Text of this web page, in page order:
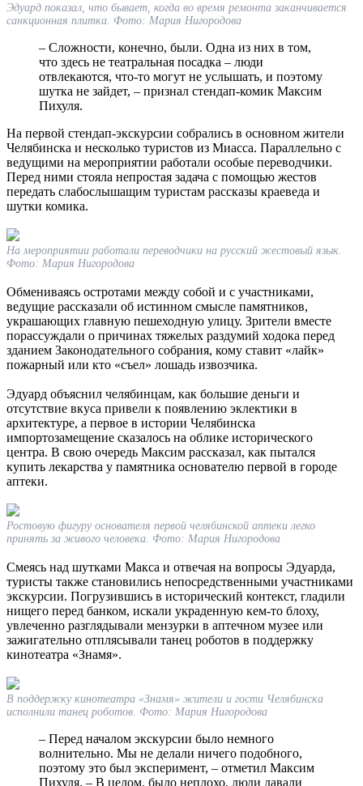
Эдуард показал, что бывает, когда во время ремонта заканчивается
санкционная плитка. Фото: Мария Нигородова
– Сложности, конечно, были. Одна из них в том,
что здесь не театральная посадка – люди
отвлекаются, что-то могут не услышать, и поэтому
шутка не зайдет, – признал стендап-комик Максим
Пихуля.
На первой стендап-экскурсии собрались в основном жители
Челябинска и несколько туристов из Миасса. Параллельно с
ведущими на мероприятии работали особые переводчики.
Перед ними стояла непростая задача с помощью жестов
передать слабослышащим туристам рассказы краеведа и
шутки комика.
На мероприятии работали переводчики на русский жестовый язык.
Фото: Мария Нигородова
Обмениваясь остротами между собой и с участниками,
ведущие рассказали об истинном смысле памятников,
украшающих главную пешеходную улицу. Зрители вместе
порассуждали о причинах тяжелых раздумий ходока перед
зданием Законодательного собрания, кому ставит «лайк»
пожарный или кто «съел» лошадь извозчика.
Эдуард объяснил челябинцам, как большие деньги и
отсутствие вкуса привели к появлению эклектики в
архитектуре, а первое в истории Челябинска
импортозамещение сказалось на облике исторического
центра. В свою очередь Максим рассказал, как пытался
купить лекарства у памятника основателю первой в городе
аптеки.
Ростовую фигуру основателя первой челябинской аптеки легко
принять за живого человека. Фото: Мария Нигородова
Смеясь над шутками Макса и отвечая на вопросы Эдуарда,
туристы также становились непосредственными участниками
экскурсии. Погрузившись в исторический контекст, гладили
нищего перед банком, искали украденную кем-то блоху,
увлеченно разглядывали мензурки в аптечном музее или
зажигательно отплясывали танец роботов в поддержку
кинотеатра «Знамя».
В поддержку кинотеатра «Знамя» жители и гости Челябинска
исполнили танец роботов. Фото: Мария Нигородова
– Перед началом экскурсии было немного
волнительно. Мы не делали ничего подобного,
поэтому это был эксперимент, – отметил Максим
Пихуля. – В целом, было неплохо, люди давали